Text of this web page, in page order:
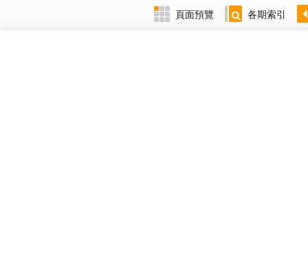
頁面預覽 各期索引